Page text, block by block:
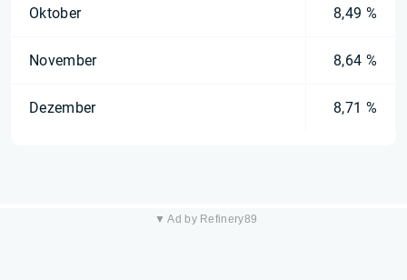
Oktober 8,49 %
November 8,64 %
Dezember 8,71 %
▼ Ad by Refinery89